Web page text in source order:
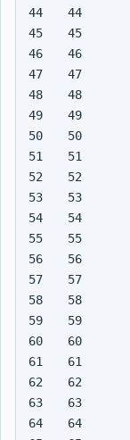
44
45
46
47
48
49
50
51
52
53
54
55
56
57
58
59
60
61
62
63
64
44
45
46
47
48
49
50
53
54
55
56
57
58
59
60
63
64